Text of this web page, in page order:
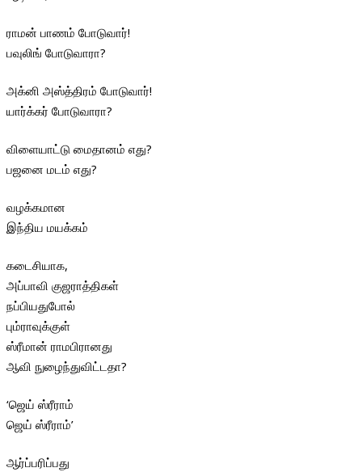
ராமன் பாணம் போடுவார்!
பவுலிங் போடுவாரா?
அக்னி அஸ்த்திரம் போடுவார்!
யார்க்கர் போடுவாரா?
விளையாட்டு மைதானம் எது?
பஜனை மடம் எது?
வழக்கமான
இந்திய மயக்கம்
கடைசியாக,
அப்பாவி குஜராத்திகள்
நப்பியதுபோல்
பும்ராவுக்குள்
ஸ்ரீமான் ராமபிரானது
ஆவி நுழைந்துவிட்டதா?
‘ஜெய் ஸ்ரீராம்
ஜெய் ஸ்ரீராம்’
ஆர்ப்பரிப்பது